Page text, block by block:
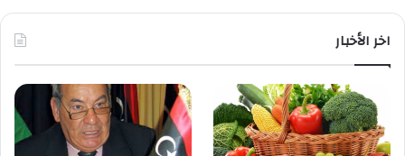
اخر الأخبار